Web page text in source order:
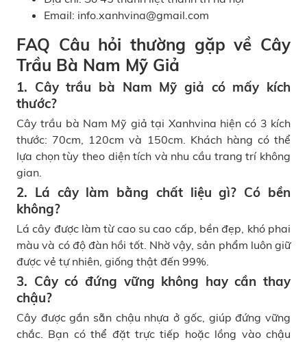
Email: info.xanhvina@gmail.com
FAQ Câu hỏi thường gặp về Cây
Trầu Bà Nam Mỹ Giả
1. Cây trầu bà Nam Mỹ giả có mấy kích
thước?
Cây trầu bà Nam Mỹ giả tại Xanhvina hiện có 3 kích
thước: 70cm, 120cm và 150cm. Khách hàng có thể
lựa chọn tùy theo diện tích và nhu cầu trang trí không
gian.
2. Lá cây làm bằng chất liệu gì? Có bền
không?
Lá cây được làm từ cao su cao cấp, bền đẹp, khó phai
màu và có độ đàn hồi tốt. Nhờ vậy, sản phẩm luôn giữ
được vẻ tự nhiên, giống thật đến 99%.
3. Cây có đứng vững không hay cần thay
chậu?
Cây được gắn sẵn chậu nhựa ở gốc, giúp đứng vững
chắc. Bạn có thể đặt trực tiếp hoặc lồng vào chậu